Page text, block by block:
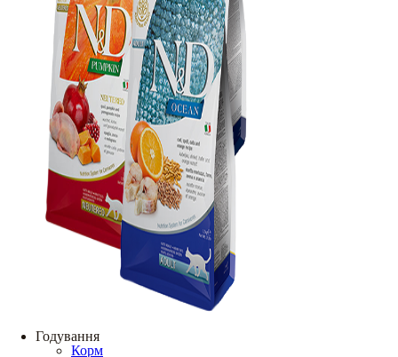
Годування
Корм